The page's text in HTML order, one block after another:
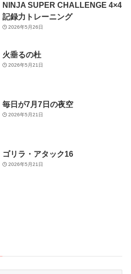
NINJA SUPER CHALLENGE 4×4
記録力トレーニング
2026年5月26日
火垂るの杜
2026年5月21日
毎日が7月7日の夜空
2026年5月21日
ゴリラ・アタック16
2026年5月21日